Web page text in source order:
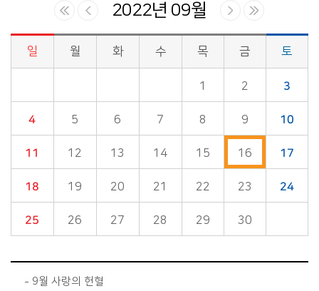
2022년 09월
시정소식>시정 캘린더 게시판의 (2022년 09월) 달력형태로 일정명, 일정내용을 제공합니다.
일 월 화 수 목 금 토
1 2 3
4 5 6 7 8 9 10
11 12 13 14 15 16 17
18 19 20 21 22 23 24
25 26 27 28 29 30
9월 사랑의 헌혈